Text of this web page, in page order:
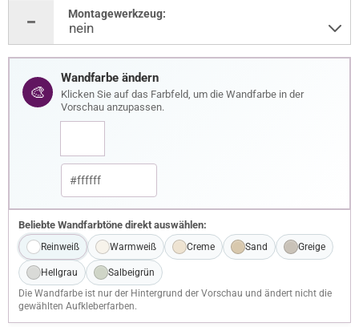
Montagewerkzeug:
🎨
Wandfarbe ändern
Klicken Sie auf das Farbfeld, um die Wandfarbe in der
Vorschau anzupassen.
Beliebte Wandfarbtöne direkt auswählen:
Reinweiß Warmweiß Creme Sand Greige
Hellgrau
Salbeigrün
Die Wandfarbe ist nur der Hintergrund der Vorschau und ändert nicht die
gewählten Aufkleberfarben.